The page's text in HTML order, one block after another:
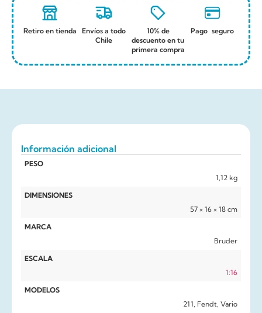
Retiro en tienda
Envíos a todo
Chile
10% de
descuento en tu
primera compra
Pago seguro
Información adicional
PESO
1,12 kg
DIMENSIONES
57 × 16 × 18 cm
MARCA
Bruder
ESCALA
1:16
MODELOS
211, Fendt, Vario